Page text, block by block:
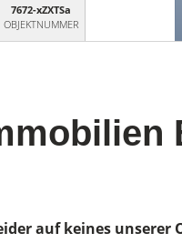
7672-xZXTSa
OBJEKTNUMMER
auf keines unserer